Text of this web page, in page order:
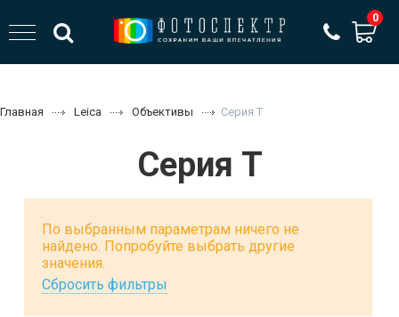
0
Главная Leica Объективы Серия T
Серия T
По выбранным параметрам ничего не
найдено. Попробуйте выбрать другие
значения.
Сбросить фильтры